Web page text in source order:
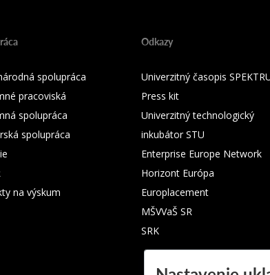
spolupráca
pracoviská
spolupráca
spolupráca
na výskum
Odkazy
Univerzitný časopis
Press kit
Univerzitný technologický
inkubátor STU
Enterprise Europe Network
Horizont Európa
Europlacement
MŠVVaŠ SR
SRK